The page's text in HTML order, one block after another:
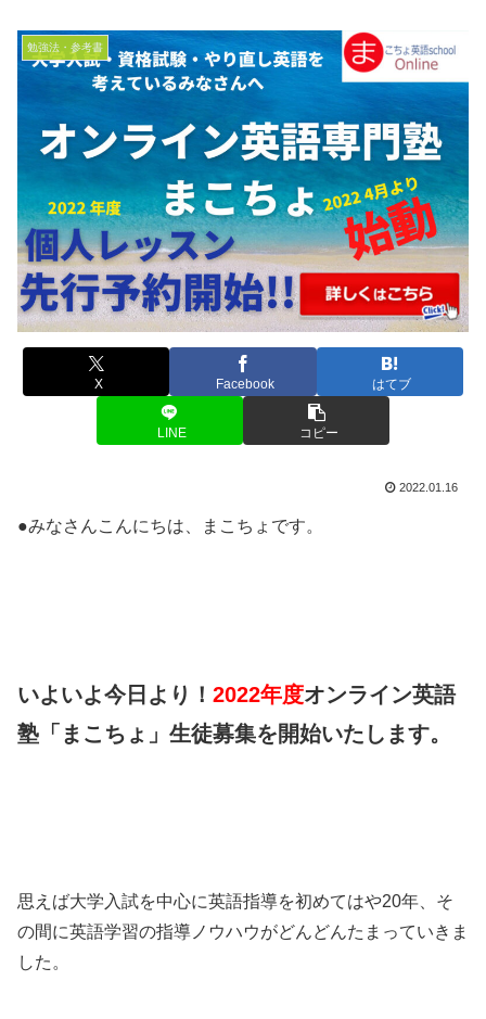
勉強法・参考書
X Facebook はてブ
LINE コピー
2022.01.16
●みなさんこんにちは、まこちょです。
いよいよ今日より！ 2022年度オンライン英語
塾「まこちょ」生徒募集を開始いたします。
思えば大学入試を中心に英語指導を初めてはや20年、そ
の間に英語学習の指導ノウハウがどんどんたまっていきま
した。